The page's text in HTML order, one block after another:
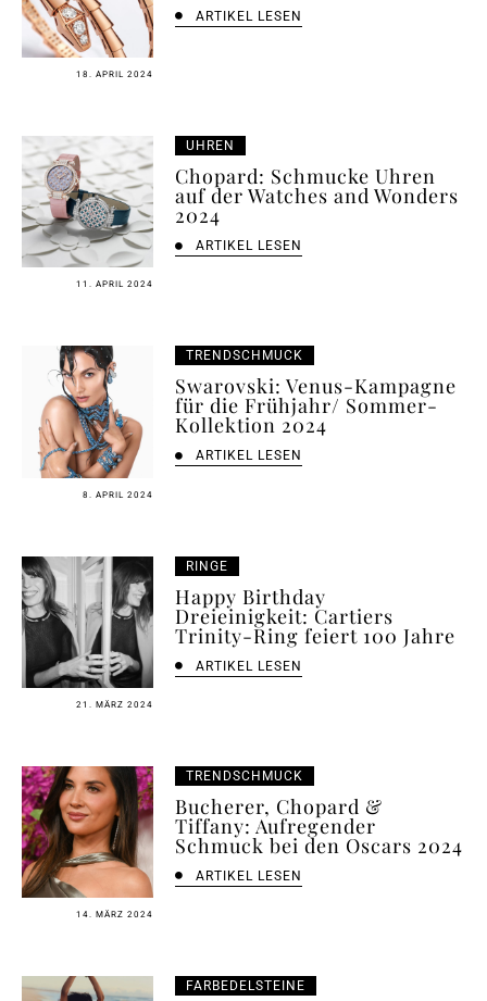
18. APRIL 2024
ARTIKEL LESEN
11. APRIL 2024
UHREN
Chopard: Schmucke Uhren
auf der Watches and Wonders
2024
ARTIKEL LESEN
8. APRIL 2024
TRENDSCHMUCK
Swarovski: Venus-Kampagne
für die Frühjahr/ Sommer-
Kollektion 2024
ARTIKEL LESEN
21. MÄRZ 2024
RINGE
Happy Birthday
Dreieinigkeit: Cartiers
Trinity-Ring feiert 100 Jahre
ARTIKEL LESEN
14. MÄRZ 2024
TRENDSCHMUCK
Bucherer, Chopard &
Tiffany: Aufregender
Schmuck bei den Oscars 2024
ARTIKEL LESEN
FARBEDELSTEINE